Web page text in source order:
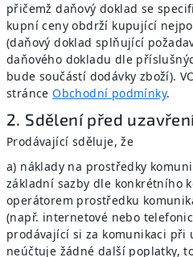
přičemž daňový doklad se
kupní ceny obdrží kupující
(daňový doklad splňující
daňového dokladu dle
bude součástí dodávky zboží).
stránce Obchodní podmínky.
2. Sdělení před
Prodávající sděluje, že
a) náklady na prostředky
základní sazby dle konkrétního
operátorem prostředku
(např. internetové nebo
prodávající si za komunikaci při
neúčtuje žádné další poplatky,